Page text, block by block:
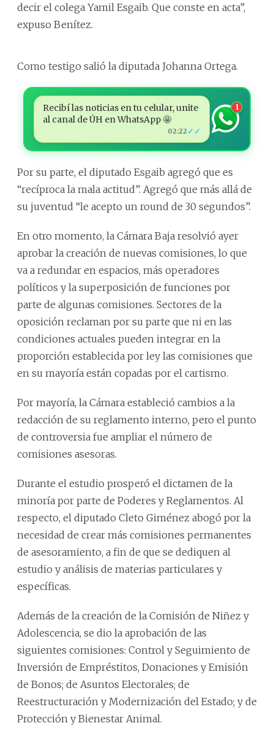
decir el colega Yamil Esgaib. Que conste en acta”,
expuso Benítez.
Como testigo salió la diputada Johanna Ortega.
Recibí las noticias en tu celular, unite
al canal de ÚH en WhatsApp 🤩
02:22 ✓✓
1
Por su parte, el diputado Esgaib agregó que es
“recíproca la mala actitud”. Agregó que más allá de
su juventud “le acepto un round de 30 segundos”.
En otro momento, la Cámara Baja resolvió ayer
aprobar la creación de nuevas comisiones, lo que
va a redundar en espacios, más operadores
políticos y la superposición de funciones por
parte de algunas comisiones. Sectores de la
oposición reclaman por su parte que ni en las
condiciones actuales pueden integrar en la
proporción establecida por ley las comisiones que
en su mayoría están copadas por el cartismo.
Por mayoría, la Cámara estableció cambios a la
redacción de su reglamento interno, pero el punto
de controversia fue ampliar el número de
comisiones asesoras.
Durante el estudio prosperó el dictamen de la
minoría por parte de Poderes y Reglamentos. Al
respecto, el diputado Cleto Giménez abogó por la
necesidad de crear más comisiones permanentes
de asesoramiento, a fin de que se dediquen al
estudio y análisis de materias particulares y
específicas.
Además de la creación de la Comisión de Niñez y
Adolescencia, se dio la aprobación de las
siguientes comisiones: Control y Seguimiento de
Inversión de Empréstitos, Donaciones y Emisión
de Bonos; de Asuntos Electorales; de
Reestructuración y Modernización del Estado; y de
Protección y Bienestar Animal.